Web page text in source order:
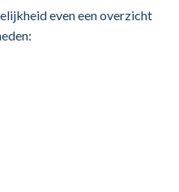
even een overzicht